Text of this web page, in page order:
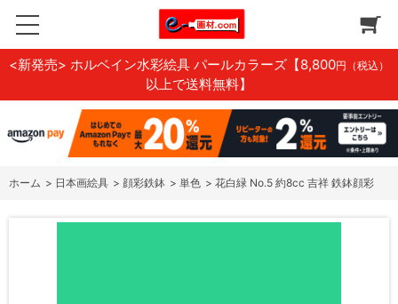
<新発売> ホルベイン水彩絵具 パールカラーズ 【8,800円（税込）
以上で送料無料】
ホーム > 日本画絵具 > 顔彩鉄鉢 > 単色 > 花白緑 No.5 約8cc 吉祥 鉄鉢顔彩